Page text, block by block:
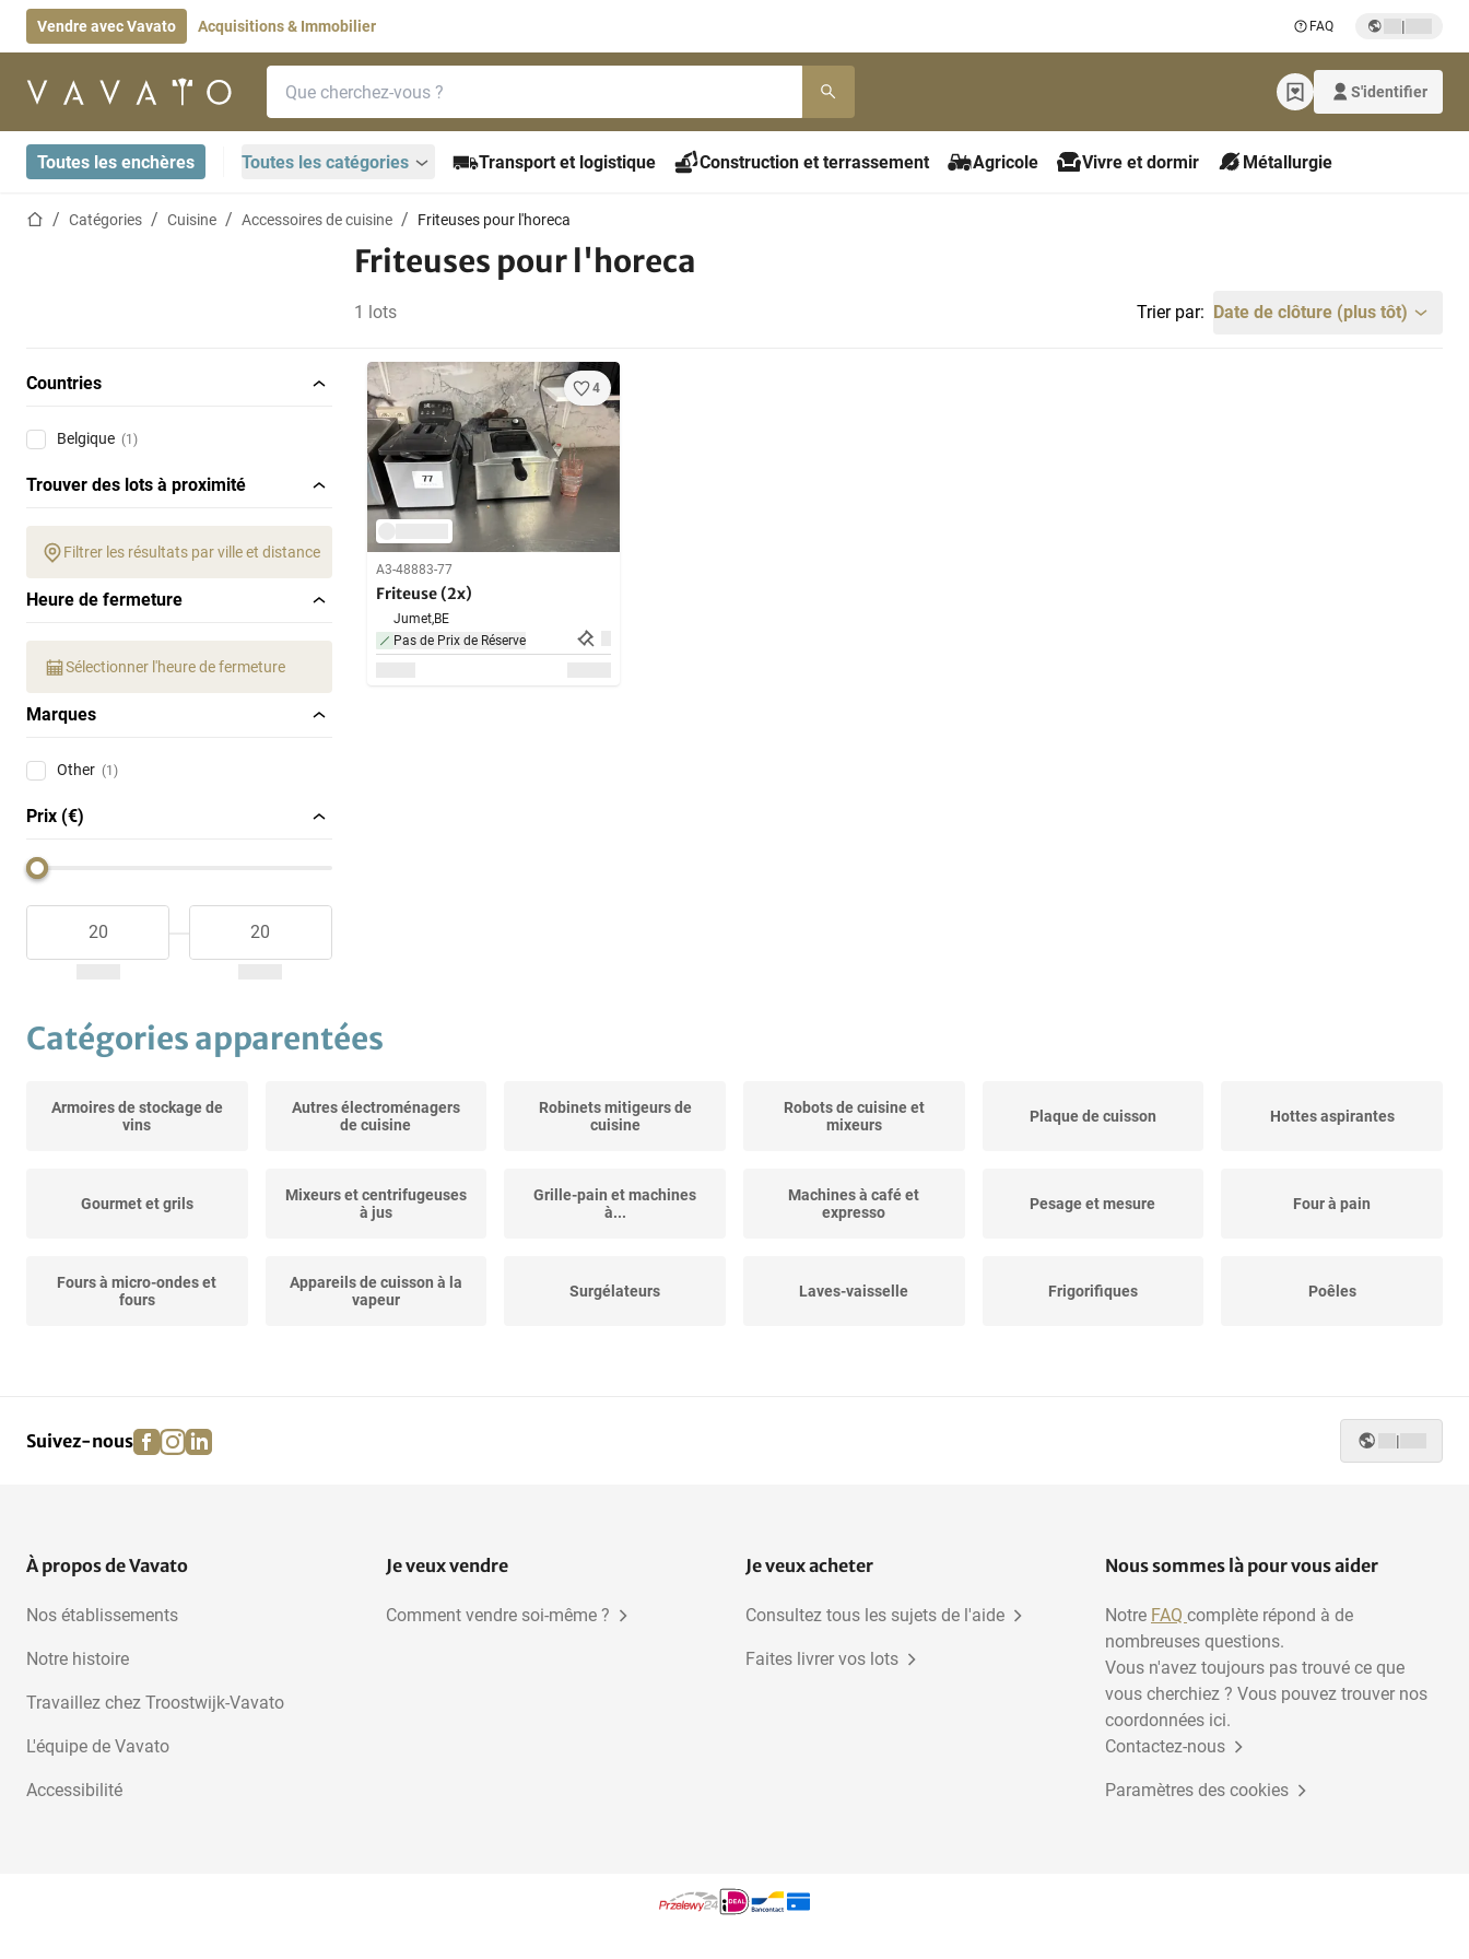
Vendre avec Vavato Acquisitions & Immobilier FAQ |
Page d'accueil S'identifier
Toutes les enchères Toutes les catégories Transport et logistique Construction et terrassement Agricole Vivre et dormir Métallurgie
Page d'accueil
Catégories Cuisine Accessoires de cuisine Friteuses pour l'horeca
Friteuses pour l'horeca
1 lots Trier par: Date de clôture (plus tôt)
Countries
Belgique (1)
Trouver des lots à proximité
Filtrer les résultats par ville et distance
Heure de fermeture
Sélectionner l'heure de fermeture
Marques
Other (1)
Prix (€)
4
A3-48883-77
Friteuse (2x)
Jumet,BE
Pas de Prix de Réserve
Catégories apparentées
Armoires de stockage de
vins
Autres électroménagers
de cuisine
Robinets mitigeurs de
cuisine
Robots de cuisine et
mixeurs
Plaque de cuisson Hottes aspirantes
Gourmet et grils
Mixeurs et centrifugeuses
à jus
Grille-pain et machines
à...
Machines à café et
expresso
Pesage et mesure Four à pain
Fours à micro-ondes et
fours
Appareils de cuisson à la
vapeur
Surgélateurs Laves-vaisselle Frigorifiques Poêles
Suivez-nous facebook
instagram
linkedin |
À propos de Vavato
Nos établissements
Notre histoire
Travaillez chez Troostwijk-Vavato
L'équipe de Vavato
Accessibilité
Je veux vendre
Comment vendre soi-même ?
Je veux acheter
Consultez tous les sujets de l'aide
Faites livrer vos lots
Nous sommes là pour vous aider
Notre FAQ complète répond à de
nombreuses questions.
Vous n'avez toujours pas trouvé ce que
vous cherchiez ? Vous pouvez trouver nos
coordonnées ici.
Contactez-nous
Paramètres des cookies